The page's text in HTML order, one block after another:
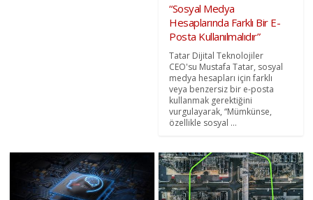
“Sosyal Medya
Hesaplarında Farklı Bir E-
Posta Kullanılmalıdır”
Tatar Dijital Teknolojiler
CEO'su Mustafa Tatar, sosyal
medya hesapları için farklı
veya benzersiz bir e-posta
kullanmak gerektiğini
vurgulayarak, “Mümkünse,
özellikle sosyal ...